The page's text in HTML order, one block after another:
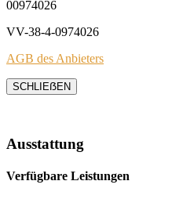
00974026
VV-38-4-0974026
AGB des Anbieters
SCHLIEẞEN
Ausstattung
Verfügbare Leistungen